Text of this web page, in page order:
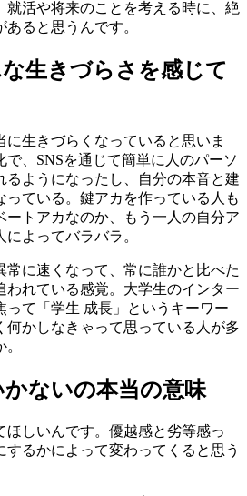
就活や将来のことを考える時に、絶
ると思うんです。
生きづらさを感じて
に生きづらくなっていると思いま
、SNSを通じて簡単に人のパーソ
るようになったし、自分の本音と建
っている。鍵アカを作っている人も
ートアカなのか、もう一人の自分ア
よってバラバラ。
常に速くなって、常に誰かと比べた
われている感覚。大学生のインター
って「学生 成長」というキーワー
何かしなきゃって思っている人が多
ないの本当の意味
ほしいんです。優越感と劣等感っ
るかによって変わってくると思う